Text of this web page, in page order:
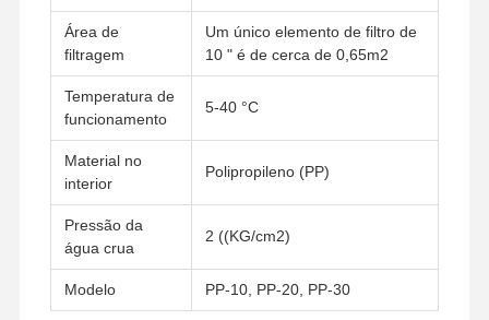
Área de
filtragem
Um único elemento de filtro de
10 " é de cerca de 0,65m2
Temperatura de
funcionamento
5-40 °C
Material no
interior
Polipropileno (PP)
Pressão da
água crua
2 ((KG/cm2)
Modelo PP-10, PP-20, PP-30